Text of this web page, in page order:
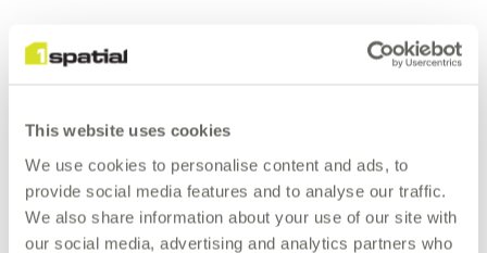
This website uses cookies
We use cookies to personalise content and ads, to
provide social media features and to analyse our traffic.
We also share information about your use of our site with
our social media, advertising and analytics partners who
procédure de gestion de données, de sorte que vos experts
Riche de son expérience avec les plus vastes bases de
données géospatiales au monde, 1Spatial collabore avec des
agences nationales de cartographie, des compagnies d’utilité
publique, des ministères de la Défense, ainsi que des
gouvernements fédéraux, régionaux et municipaux afin de les